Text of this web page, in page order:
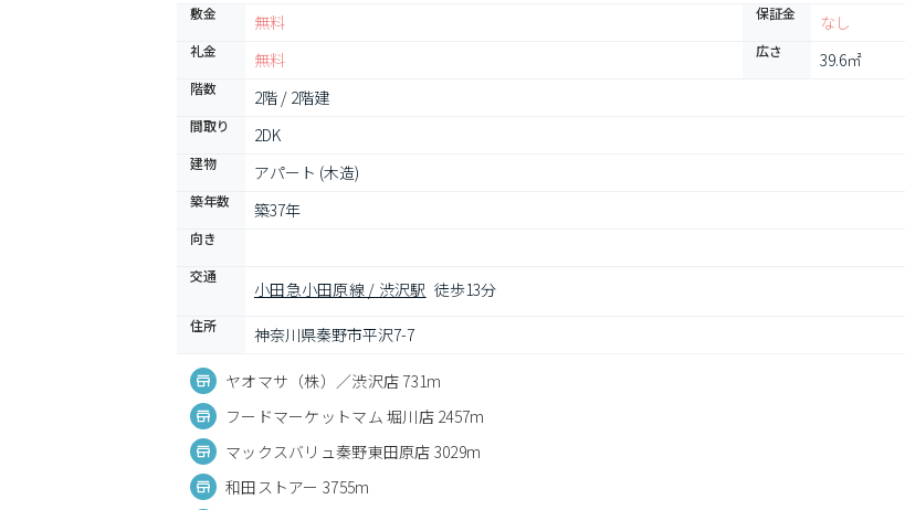
敷金 無料 保証金 なし
礼金 無料 広さ 39.6㎡
階数 2階 / 2階建
間取り 2DK
建物 アパート (木造)
築年数 築37年
向き
交通
小田急小田原線 / 渋沢駅 徒歩13分
住所 神奈川県秦野市平沢7-7
ヤオマサ（株）／渋沢店 731m
フードマーケットマム 堀川店 2457m
マックスバリュ秦野東田原店 3029m
和田ストアー 3755m